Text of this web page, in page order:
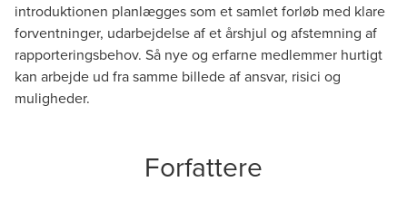
introduktionen planlægges som et samlet forløb med klare
forventninger, udarbejdelse af et årshjul og afstemning af
rapporteringsbehov. Så nye og erfarne medlemmer hurtigt
kan arbejde ud fra samme billede af ansvar, risici og
muligheder.
Forfattere